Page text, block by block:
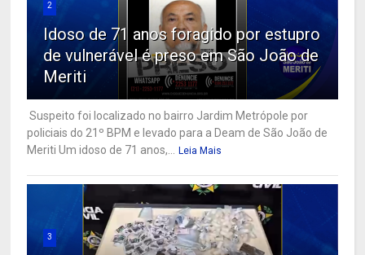
2
Idoso de 71 anos foragido por estupro
de vulnerável é preso em São João de
Meriti
Suspeito foi localizado no bairro Jardim Metrópole por
policiais do 21º BPM e levado para a Deam de São João de
Meriti Um idoso de 71 anos,... Leia Mais
3